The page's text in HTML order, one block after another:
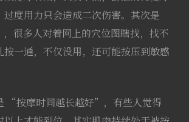
过度用力只会造成二次伤害。其次是
很多人对着网上的穴位图瞎找，找不
按一通，不仅没用，还可能按压到敏感
“按摩时间越长越好”，有些人觉得